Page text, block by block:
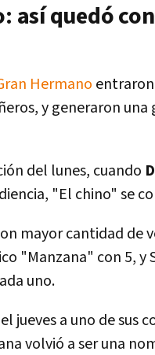
así quedó
Hermano
y generaron
del lunes, cuando
"El chino" se
mayor cantidad de
"Manzana" con 5,
uno.
jueves a uno de sus
volvió a ser una